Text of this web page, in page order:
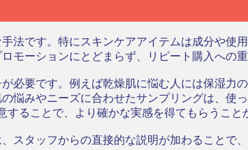
法です。特にスキンケアアイテムは成分や使
モーションにとどまらず、リピート購入への重
必要です。例えば乾燥肌に悩む人には保湿力
悩みやニーズに合わせたサンプリングは、使
ることで、より確かな実感を得てもらうこと
タッフからの直接的な説明が加わることで